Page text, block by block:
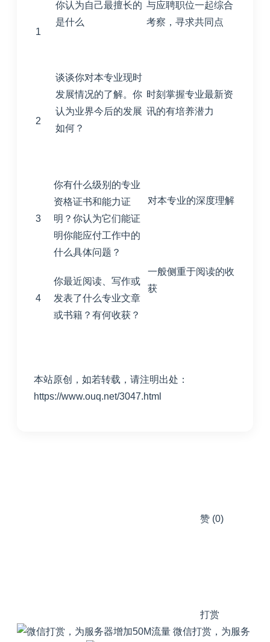
1
你认为自己最擅长的
是什么
与应聘职位一起综合
考察，寻求共同点
2
谈谈你对本专业现时
发展情况的了解。你
认为业界今后的发展
如何？
时刻掌握专业最新资
讯的有培养潜力
3
你有什么级别的专业
资格证书和能力证
明？你认为它们能证
明你能应付工作中的
什么具体问题？
对本专业的深度理解
4
你最近阅读、写作或
发表了什么专业文章
或书籍？有何收获？
一般侧重于阅读的收
获
本站原创，如若转载，请注明出处：
https://www.ouq.net/3047.html
赞 (0)
打赏
微信打赏，为服务